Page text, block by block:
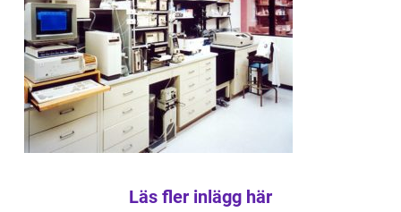
Läs fler inlägg här